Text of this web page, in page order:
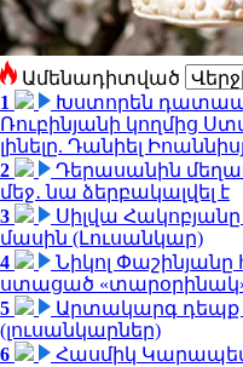
Ամենադիտված
1
Խստորեն
Ռուբինյանի կողմից
լինելը. Դանիել
2
Դերասանին
մեջ․ նա ձերբակալվել է
3
Սիլվա
մասին (Լուսանկար)
4
Նիկոլ
ստացած
5
Արտակարգ դեպք
(լուսանկարներ)
6
Հասմիկ